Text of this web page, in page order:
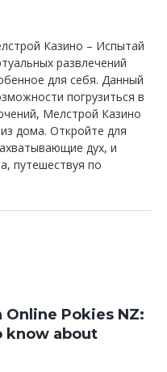
Казино – Испытай
развлечений
для себя. Данный
погрузиться в
Мелстрой Казино
дома. Откройте для
дух, и
путешествуя по
Pokies NZ:
know about